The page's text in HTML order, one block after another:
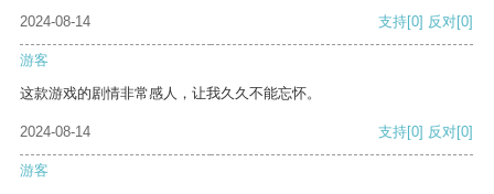
2024-08-14
支持[0] 反对[0]
游客
这款游戏的剧情非常感人，让我久久不能忘怀。
2024-08-14 支持[0] 反对[0]
游客